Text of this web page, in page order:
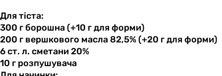
Для тіста:
300 г борошна(+10 г для форми)
200 г вершкового масла 82,5% (+20 г для форми)
6 ст. л. сметани 20%
10 г розпушувача